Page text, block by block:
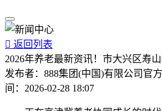
 返回列表
2026年养老最新资讯！市大兴区寿
发布者： 888集团(中国)有限公司官
间： 2026-02-28 18:07